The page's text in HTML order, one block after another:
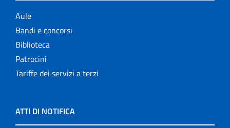
Aule
Bandi e concorsi
Biblioteca
Patrocini
Tariffe dei servizi a terzi
ATTI DI NOTIFICA